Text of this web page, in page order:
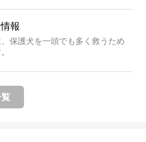
報
保護犬を一頭でも多く救うため